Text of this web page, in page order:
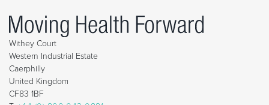
Withey Court
Western Industrial Estate
Caerphilly
United Kingdom
CF83 1BF